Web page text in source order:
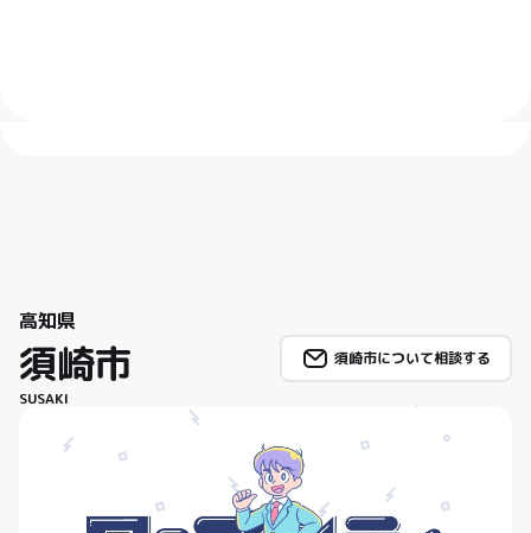
高知県
須崎市
SUSAKI
須崎市について相談する